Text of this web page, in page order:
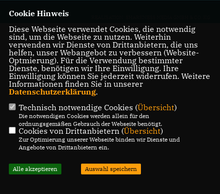
Cookie Hinweis
Diese Webseite verwendet Cookies, die notwendig
sind, um die Webseite zu nutzen. Weiterhin
verwenden wir Dienste von Drittanbietern, die uns
helfen, unser Webangebot zu verbessern (Website-
Optmierung). Für die Verwendung bestimmter
Dienste, benötigen wir Ihre Einwilligung. Ihre
Einwilligung können Sie jederzeit widerrufen. Weitere
Informationen finden Sie in unserer
Datenschutzerklärung.
Technisch notwendige Cookies (Übersicht)
Die notwendigen Cookies werden allein für den
ordnungsgemäßen Gebrauch der Webseite benötigt.
Cookies von Drittanbietern (Übersicht)
Zur Optimierung unserer Webseite binden wir Dienste und
Angebote von Drittanbietern ein.
Alle akzeptieren Auswahl speichern